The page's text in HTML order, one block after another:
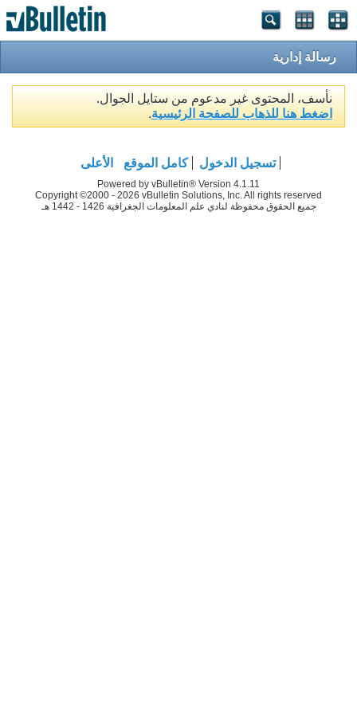
رسالة إدارية
نأسف، المحتوى غير مدعوم من ستايل الجوال.
اضغط هنا للذهاب للصفحة الرئيسية.
تسجيل الدخول كامل الموقع الأعلى
Powered by vBulletin® Version 4.1.11
Copyright ©2000 - 2026 vBulletin Solutions, Inc. All rights reserved
جميع الحقوق محفوظة لنادي علم المعلومات الجغرافية 1426 - 1442 هـ